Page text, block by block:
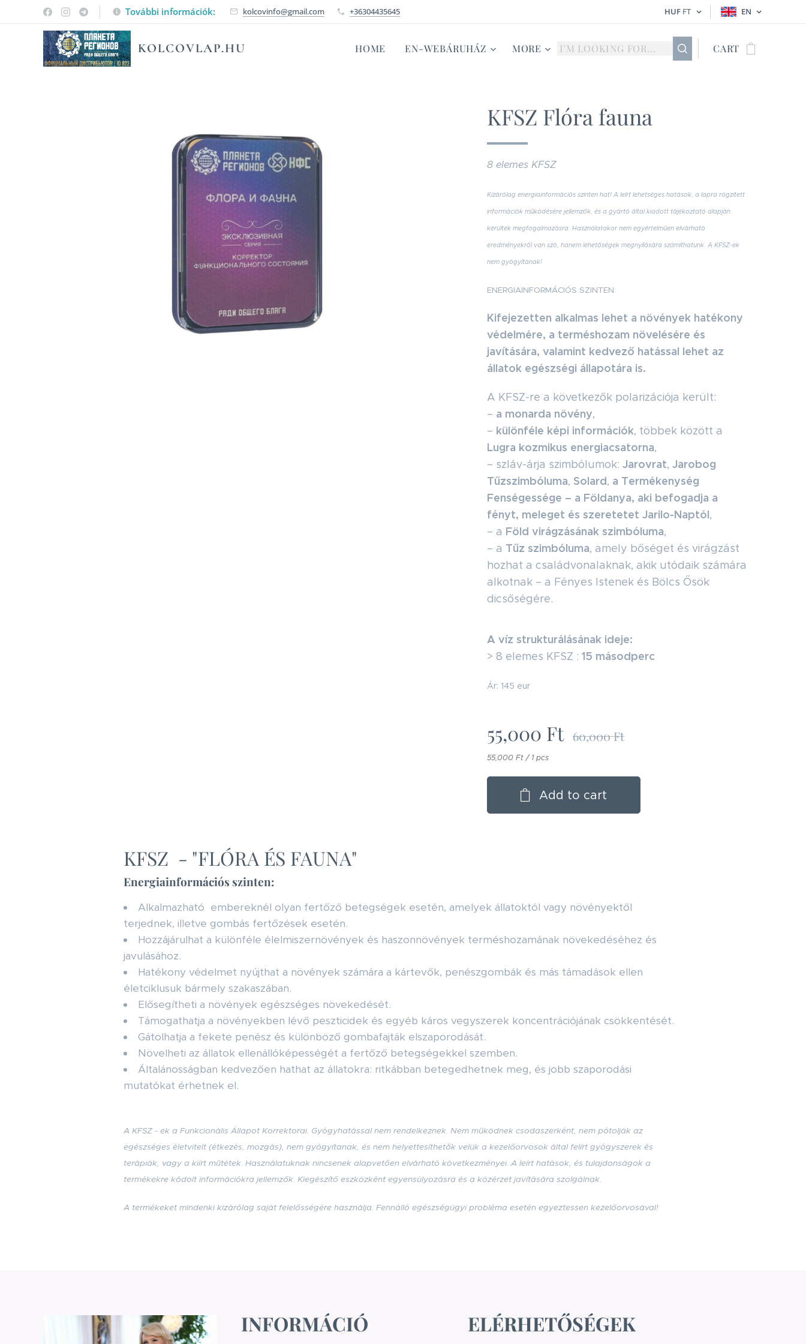
További információk: kolcovinfo@gmail.com +36304435645 HUF FT EN
KOLCOVLAP.HU HOME EN-WEBÁRUHÁZ MORE CART
KFSZ Flóra fauna
8 elemes KFSZ
Kizárólag energiainformációs szinten hat! A leírt lehetséges hatások, a lapra rögzített
információk működésére jellemzők, és a gyártó által kiadott tájékoztató alapján
kerültek megfogalmazásra. Használatakor nem egyértelműen elvárható
eredményekről van szó, hanem lehetőségek megnyílására számíthatunk. A KFSZ-ek
nem gyógyítanak!
ENERGIAINFORMÁCIÓS SZINTEN:
Kifejezetten alkalmas lehet a növények hatékony
védelmére, a terméshozam növelésére és
javítására, valamint kedvező hatással lehet az
állatok egészségi állapotára is.
A KFSZ-re a következők polarizációja került:
– a monarda növény,
– különféle képi információk, többek között a
Lugra kozmikus energiacsatorna,
– szláv-árja szimbólumok: Jarovrat, Jarobog
Tűzszimbóluma, Solard, a Termékenység
Fenségessége – a Földanya, aki befogadja a
fényt, meleget és szeretetet Jarilo-Naptól,
– a Föld virágzásának szimbóluma,
– a Tűz szimbóluma, amely bőséget és virágzást
hozhat a családvonalaknak, akik utódaik számára
alkotnak – a Fényes Istenek és Bölcs Ősök
dicsőségére.
A víz strukturálásának ideje:
> 8 elemes KFSZ : 15 másodperc
Ár: 145 eur
55,000 Ft 60,000Ft
55,000 Ft / 1 pcs
Add to cart
KFSZ - "FLÓRA ÉS FAUNA"
Energiainformációs szinten:
Alkalmazható embereknél olyan fertőző betegségek esetén, amelyek állatoktól vagy növényektől
terjednek, illetve gombás fertőzések esetén.
Hozzájárulhat a különféle élelmiszernövények és haszonnövények terméshozamának növekedéséhez és
javulásához.
Hatékony védelmet nyújthat a növények számára a kártevők, penészgombák és más támadások ellen
életciklusuk bármely szakaszában.
Elősegítheti a növények egészséges növekedését.
Támogathatja a növényekben lévő peszticidek és egyéb káros vegyszerek koncentrációjának csökkentését.
Gátolhatja a fekete penész és különböző gombafajták elszaporodását.
Növelheti az állatok ellenállóképességét a fertőző betegségekkel szemben.
Általánosságban kedvezően hathat az állatokra: ritkábban betegedhetnek meg, és jobb szaporodási
mutatókat érhetnek el.
A KFSZ - ek a Funkcionális Állapot Korrektorai. Gyógyhatással nem rendelkeznek. Nem működnek csodaszerként, nem pótolják az
egészséges életvitelt (étkezés, mozgás), nem gyógyítanak, és nem helyettesíthetők velük a kezelőorvosok által felírt gyógyszerek és
terápiák, vagy a kiírt műtétek. Használatuknak nincsenek alapvetően elvárható következményei. A leírt hatások, és tulajdonságok a
termékekre kódolt információkra jellemzők. Kiegészítő eszközként egyensúlyozásra és a közérzet javítására szolgálnak.
A termékeket mindenki kizárólag saját felelősségére használja. Fennálló egészségügyi probléma esetén egyeztessen kezelőorvosával!
INFORMÁCIÓ ELÉRHETŐSÉGEK